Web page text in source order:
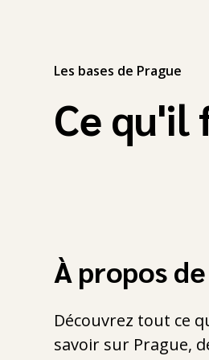
Les bases de Prague
Ce qu'il
À propos
Découvrez tout ce
savoir sur Prague,